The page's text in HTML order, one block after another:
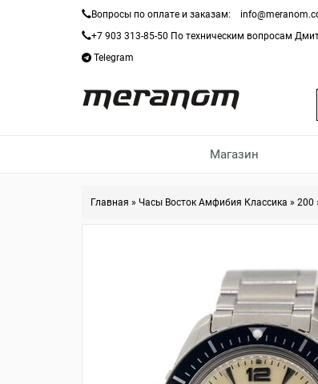
Вопросы по оплате и заказам:
+7 903 313-85-50 По техническим вопросам
Telegram
Магазин
Главная » Часы Восток Амфибия Классика » 200